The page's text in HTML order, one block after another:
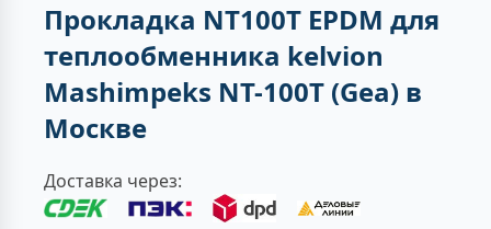
Прокладка NT100T EPDM для
теплообменника kelvion
Mashimpeks NT-100T (Gea) в
Москве
Доставка через: